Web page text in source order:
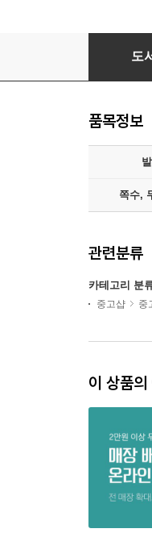
블록과 함
도
품목정보
쪽수,
관련분류
카테고리 분
중고샵 중
이 상품의